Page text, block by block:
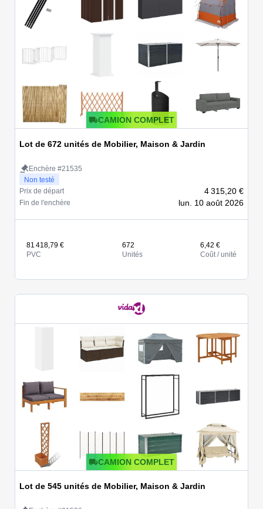
CAMION COMPLET
Lot de 672 unités de Mobilier, Maison & Jardin
Enchère #21535
Non testé
Prix de départ
4 315,20 €
Fin de l'enchère lun. 10 août 2026
81 418,79 €
PVC
672
Unités
6,42 €
Coût / unité
CAMION COMPLET
Lot de 545 unités de Mobilier, Maison & Jardin